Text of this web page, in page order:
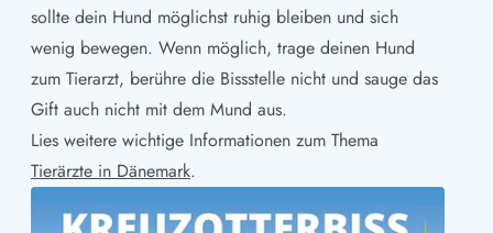
sollte dein Hund möglichst ruhig bleiben und sich
wenig bewegen. Wenn möglich, trage deinen Hund
zum Tierarzt, berühre die Bissstelle nicht und sauge das
Gift auch nicht mit dem Mund aus.
Lies weitere wichtige Informationen zum Thema
Tierärzte in Dänemark.